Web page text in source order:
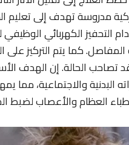
مدروسة تهدف إلى
التحفيز الكهربائي
المفاصل. كما يتم التركيز
قد تصاحب الحالة. إن
البدنية والاجتماعية،
العظام والأعصاب لضبط